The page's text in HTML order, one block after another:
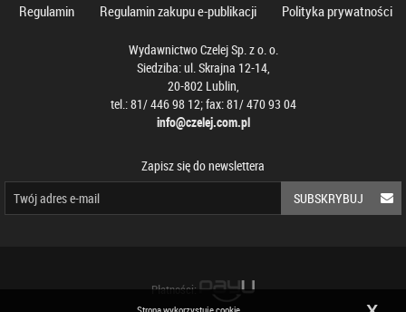
Regulamin Regulamin zakupu e-publikacji Polityka prywatności
Wydawnictwo Czelej Sp. z o. o.
Siedziba: ul. Skrajna 12-14,
20-802 Lublin,
tel.: 81/ 446 98 12; fax: 81/ 470 93 04
info@czelej.com.pl
Zapisz się do newslettera
SUBSKRYBUJ
Płatności: